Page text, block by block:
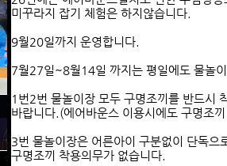
Camp.one 소개
9월~4월까지 (금토일 공휴일 4주기준)
일반텐트 22만원 / 카라반 26만원
7,8월 금토일 공휴일 4주기준
(7월 마지막주 8월 첫째주 평일이용 가능)
이용요금
평상 1개당 -> 20,000원
단체할인
- 70명이상(1인당) -> 6,000원
- 100명이상(1인당) -> 5,000원
버너,불판,가위,집게 set ->15,000원
구명조끼 1개당 -> 5,000원
미꾸라지 잡기 체험은 하지않습니다.
9월20일까지 운영합니다.
7월27일~8월14일 까지는 평일에도 물놀
1번2번 물놀이장 모두 구명조끼를 반드시
바랍니다.(에어바운스 이용시에도 구명조
3번 물놀이장은 어른아이 구분없이 단독으
구명조끼 착용의무가 없습니다.